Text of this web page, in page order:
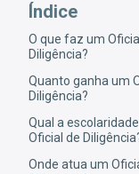
Índice
O que faz um
Diligência?
Quanto ganha um
Diligência?
Qual a
Oficial de
Onde atua um